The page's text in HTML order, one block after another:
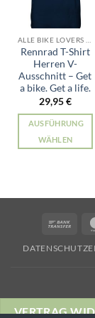
ALLE BIKE LOVERS PRODUKTE
Rennrad T-Shirt
Herren V-
Ausschnitt – Get
a bike. Get a life.
29,95€
AUSFÜHRUNG
WÄHLEN
mehrere
auf.
Die
Bank
VERTRAG